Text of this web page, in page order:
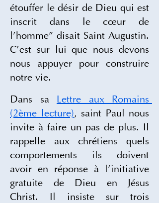
étouffer le désir de Dieu qui est
inscrit dans le cœur de
l’homme” disait Saint Augustin.
C’est sur lui que nous devons
nous appuyer pour construire
notre vie.
Dans sa Lettre aux Romains
(2ème lecture), saint Paul nous
invite à faire un pas de plus. Il
rappelle aux chrétiens quels
comportements ils doivent
avoir en réponse à l’initiative
gratuite de Dieu en Jésus
Christ. Il insiste sur trois